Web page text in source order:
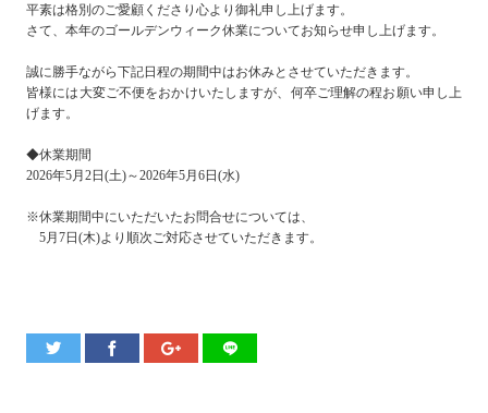
平素は格別のご愛顧くださり心より御礼申し上げます。
さて、本年のゴールデンウィーク休業についてお知らせ申し上げます。
誠に勝手ながら下記日程の期間中はお休みとさせていただきます。
皆様には大変ご不便をおかけいたしますが、何卒ご理解の程お願い申し上
げます。
◆休業期間
2026年5月2日(土)～2026年5月6日(水)
※休業期間中にいただいたお問合せについては、
5月7日(木)より順次ご対応させていただきます。